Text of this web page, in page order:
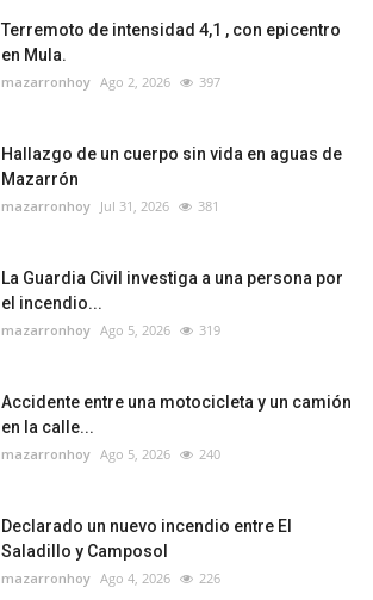
Terremoto de intensidad 4,1 , con epicentro
en Mula.
mazarronhoy Ago 2, 2026 397
Hallazgo de un cuerpo sin vida en aguas de
Mazarrón
mazarronhoy Jul 31, 2026 381
La Guardia Civil investiga a una persona por
el incendio...
mazarronhoy Ago 5, 2026 319
Accidente entre una motocicleta y un camión
en la calle...
mazarronhoy Ago 5, 2026 240
Declarado un nuevo incendio entre El
Saladillo y Camposol
mazarronhoy Ago 4, 2026 226